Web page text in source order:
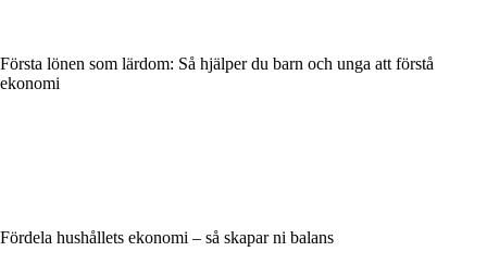
Första lönen som lärdom: Så hjälper du barn och unga att förstå
ekonomi
Fördela hushållets ekonomi – så skapar ni balans